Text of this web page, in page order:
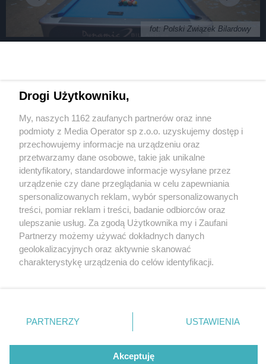
fot: Polski Związek Bilardowy
wygrał zawody Pucharu Świata! „To był
rollercoaster”
6 / 10
Daniel Macioł
Wydawca mediów lokalnych
Nie zapomnij
zapoznać się z:
polityką prywatności
Twojemiasto
Piekary Śląskie
Chorzów
Tarnowskie Góry
Gliwice
Skontakuj sięz nami
Kontakt
Redakcja
Newsletter
Drogi Użytkowniku,
My, naszych 1162 zaufanych partnerów oraz inne
podmioty z Media Operator sp z.o.o. uzyskujemy dostęp i
przechowujemy informacje na urządzeniu oraz
przetwarzamy dane osobowe, takie jak unikalne
identyfikatory, standardowe informacje wysyłane przez
urządzenie czy dane przeglądania w celu zapewniania
spersonalizowanych reklam, wybór spersonalizowanych
treści, pomiar reklam i treści, badanie odbiorców oraz
ulepszanie usług. Za zgodą Użytkownika my i Zaufani
Partnerzy możemy używać dokładnych danych
geolokalizacyjnych oraz aktywnie skanować
charakterystykę urządzenia do celów identyfikacji.
zmienić/wycofać klikając przycisk ustawień prywatności
znajdujący się w lewym dolnym rogu strony
rodzaje przetwarzania danych nie wymagają zgody
użytkownika, ale masz prawo sprzeciwić się takiemu
PARTNERZY USTAWIENIA
Akceptuję